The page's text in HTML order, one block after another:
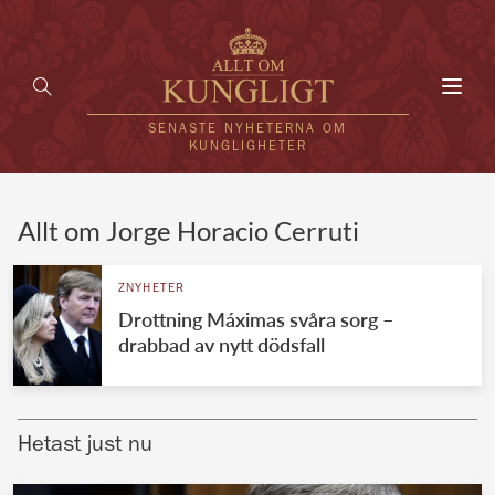
SENASTE NYHETERNA OM
KUNGLIGHETER
UTLÄNDSKT
VÄRLDENS KUNGAHUS
Brittiska kungahuset
Allt om Jorge Horacio Cerruti
ZNYHETER
Drottning Máximas svåra sorg –
drabbad av nytt dödsfall
Hetast just nu